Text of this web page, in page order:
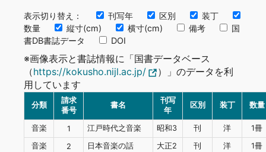
表示切り替え： 刊写年 区別
装丁
数量
縦寸(cm) 横寸(cm) 備考
国
書DB書誌データ
DOI
※画像表示と書誌情報に「国書データベース
（https://kokusho.nijl.ac.jp/
）」のデータを利
用しています
分類
請求
番号
書名
刊写
年
区別 装丁 数量
音楽 1 江戸時代之音楽 昭和3 刊 洋
1冊
音楽
2 日本音楽の話 大正2 刊 洋
1冊